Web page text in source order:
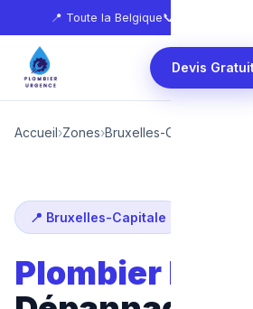
📍 Toute la Belgique📞
Devis
Accueil›Zones›Bruxelles-Capitale
📍 Bruxelles-Capitale
Plombier Evere